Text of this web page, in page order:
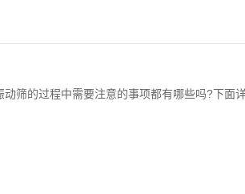
筛的过程中需要注意的事项都有哪些吗?下面